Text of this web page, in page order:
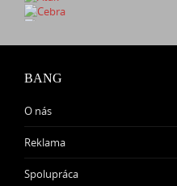
BANG
O nás
Reklama
Spolupráca